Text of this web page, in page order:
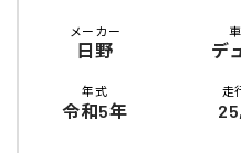
メーカー
日野 デ
年式
令和5年
走